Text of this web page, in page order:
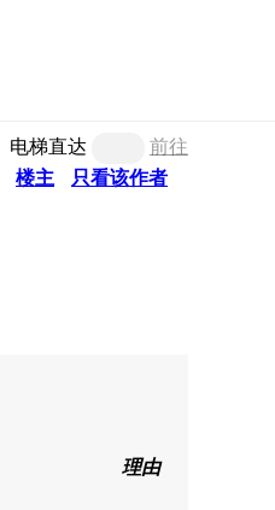
电梯直达
前往
楼主
只看该作者
理由